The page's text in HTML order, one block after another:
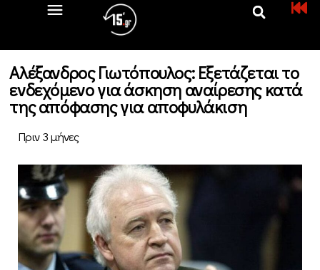
Αλέξανδρος Γιωτόπουλος: Εξετάζεται το
ενδεχόμενο για άσκηση αναίρεσης κατά
της απόφασης για αποφυλάκιση
Πριν 3 μήνες